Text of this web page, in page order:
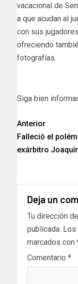
vacacional de
a que acudan al
con sus
ofreciendo
fotografías.
Siga bien
Anterior
Falleció el
exárbitro
Deja un
Tu dirección
publicada. Los
marcados con
Comentario *